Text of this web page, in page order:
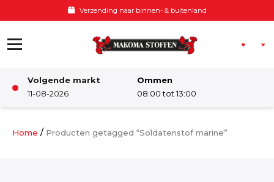
Voor 12:00 besteld, zelfde dag verzonden
Volgende markt
11-08-2026
Ommen
08:00 tot 13:00
Damesstoffen
Home / Producten getagged “Soldatenstof marine”